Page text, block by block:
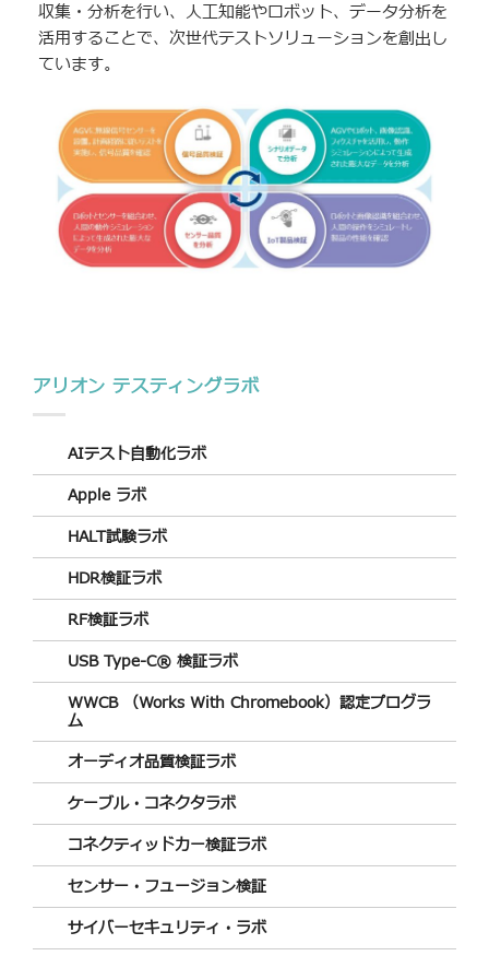
収集・分析を行い、人工知能やロボット、データ分析を
活用することで、次世代テストソリューションを創出し
ています。
アリオン テスティングラボ
AIテスト自動化ラボ
Apple ラボ
HALT試験ラボ
HDR検証ラボ
RF検証ラボ
USB Type-C® 検証ラボ
WWCB （Works With Chromebook）認定プログラ
ム
オーディオ品質検証ラボ
ケーブル・コネクタラボ
コネクティッドカー検証ラボ
センサー・フュージョン検証
サイバーセキュリティ・ラボ